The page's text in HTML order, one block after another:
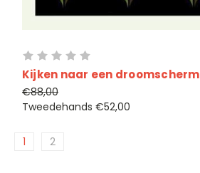
Kijken naar een droomscherm
€88,00
Tweedehands €52,00
1 2